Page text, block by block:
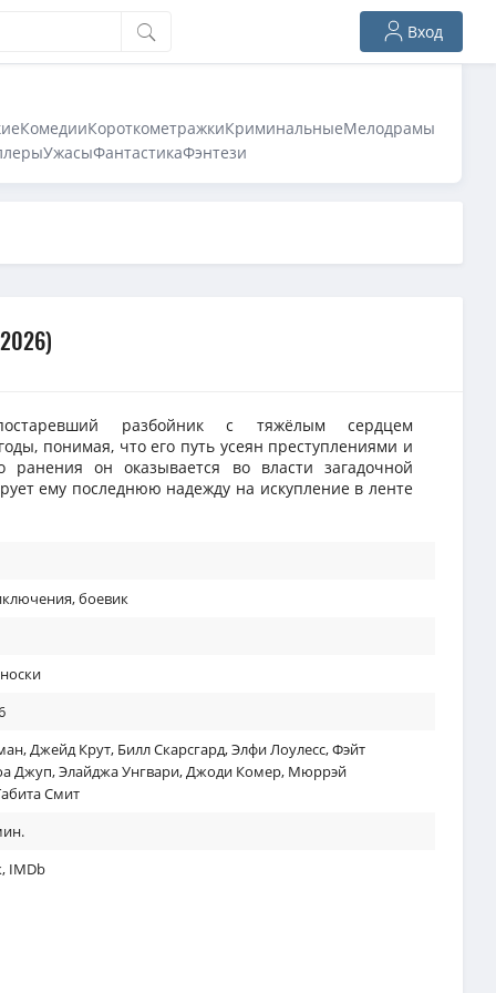
Вход
КомедииКороткометражкиКриминальныеМелодрамы
УжасыФантастикаФэнтези
разбойник с тяжёлым сердцем
понимая, что его путь усеян преступлениями и
ранения он оказывается во власти загадочной
ему последнюю надежду на искупление в ленте
,боевик
,Джейд Крут, Билл Скарсгард,Элфи Лоулесс,Фэйт
Джуп,Элайджа Унгвари,Джоди Комер, Мюррэй
Смит
, IMDb